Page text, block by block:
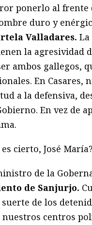
ponerlo al frente
duro y
Valladares. La
la agresividad
ambos gallegos,
En Casares,
a la defensiva,
En vez de
cierto, José María?
de la
de Sanjurjo.
de los
centros